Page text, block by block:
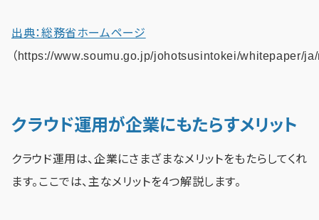
出典：総務省ホームページ
（https://www.soumu.go.jp/johotsusintokei/whitepaper/
クラウド運用が企業にもたらすメリット
クラウド運用は、企業にさまざまなメリットをもたらしてくれ
ます。ここでは、主なメリットを4つ解説します。